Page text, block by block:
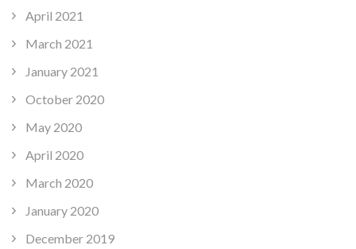
April 2021
March 2021
January 2021
October 2020
May 2020
April 2020
March 2020
January 2020
December 2019